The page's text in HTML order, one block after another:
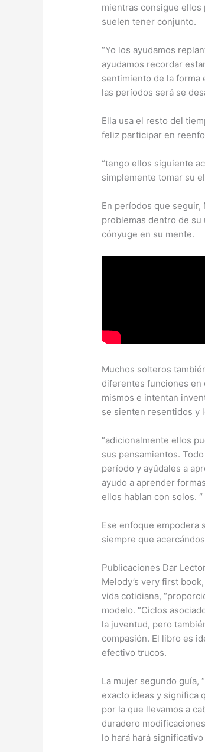
mientras consigue ellos
suelen tener conjunto.
“Yo los ayudamos
ayudamos recordar
sentimiento de la forma
las períodos será se
Ella usa el resto del
feliz participar en
“tengo ellos siguiente
simplemente tomar su
En períodos que
problemas dentro de
cónyuge en su mente.
Muchos solteros
diferentes funciones en
mismos e intentan
se sienten resentidos y
“adicionalmente ellos
sus pensamientos.
período y ayúdales a
ayudo a aprender
ellos hablan con solos. “
Ese enfoque empodera
siempre que
Publicaciones Dar
Melody’s very first
vida cotidiana,
modelo. “Ciclos
la juventud, pero
compasión. El libro es
efectivo trucos.
La mujer segundo guía,
exacto ideas y significa
por la que llevamos a
duradero
lo hará hará